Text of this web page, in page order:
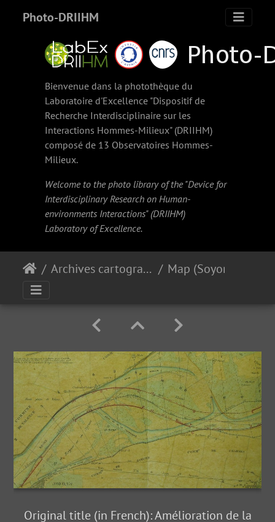
Photo-DRIIHM
Bienvenue dans la photothèque du
Laboratoire d'Excellence "Dispositif de
Recherche Interdisciplinaire sur les
Interactions Hommes-Milieux" (DRIIHM)
composé de 13 Observatoires Hommes-
Milieux.
Welcome to the photo library of the "Device for
Interdisciplinary Research on Human-
environments Interactions" (DRIIHM)
Laboratory of Excellence.
Archives cartographiques et topographiques Map (Soyons, 1860)
Original title (in French): Amélioration de la